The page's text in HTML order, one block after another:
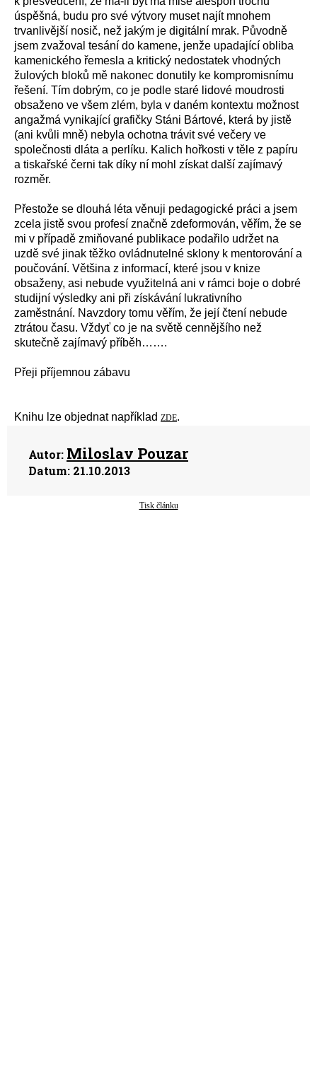
úspěšná, budu pro své výtvory muset najít mnohem
trvanlivější nosič, než jakým je digitální mrak. Původně
jsem zvažoval tesání do kamene, jenže upadající obliba
kamenického řemesla a kritický nedostatek vhodných
žulových bloků mě nakonec donutily ke kompromisnímu
řešení. Tím dobrým, co je podle staré lidové moudrosti
obsaženo ve všem zlém, byla v daném kontextu možnost
angažmá vynikající grafičky Stáni Bártové, která by jistě
(ani kvůli mně) nebyla ochotna trávit své večery ve
společnosti dláta a perlíku. Kalich hořkosti v těle z papíru
a tiskařské černi tak díky ní mohl získat další zajímavý
rozměr.
Přestože se dlouhá léta věnuji pedagogické práci a jsem
zcela jistě svou profesí značně zdeformován, věřím, že se
mi v případě zmiňované publikace podařilo udržet na
uzdě své jinak těžko ovládnutelné sklony k mentorování a
poučování. Většina z informací, které jsou v knize
obsaženy, asi nebude využitelná ani v rámci boje o dobré
studijní výsledky ani při získávání lukrativního
zaměstnání. Navzdory tomu věřím, že její čtení nebude
ztrátou času. Vždyť co je na světě cennějšího než
skutečně zajímavý příběh…….
Přeji příjemnou zábavu
Knihu lze objednat například ZDE.
Autor: Miloslav Pouzar
Datum: 21.10.2013
Tisk článku